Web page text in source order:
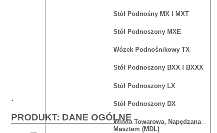
Stół Podnośny MX I MXT
Stół Podnoszony MXE
Wózek Podnośnikowy TX
Stół Podnoszony BXX I BXXX
Stół Podnoszony LX
Stół Podnoszony DX
Winda Towarowa, Napędzana
Masztem (MDL)
.
PRODUKT: DANE OGÓLNE